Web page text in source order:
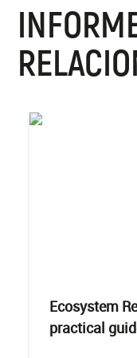
Ecosystem
practical